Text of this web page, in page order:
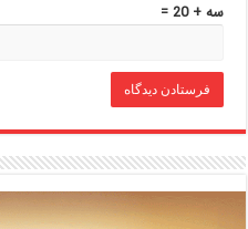
سه + 20 =